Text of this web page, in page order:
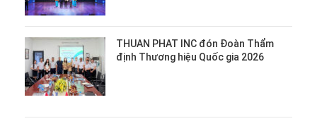
THUAN PHAT INC đón Đoàn Thẩm
định Thương hiệu Quốc gia 2026